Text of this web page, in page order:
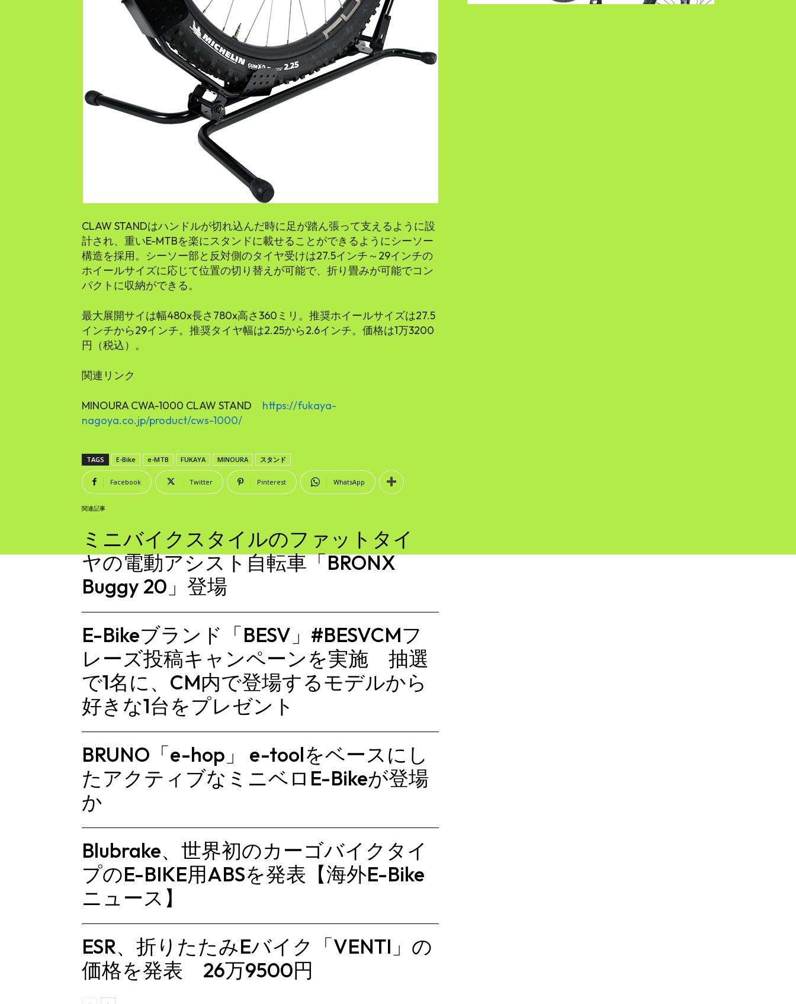
CLAW STANDはハンドルが切れ込んだ時に足が踏ん張って支えるように設
計され、重いE-MTBを楽にスタンドに載せることができるようにシーソー
構造を採用。シーソー部と反対側のタイヤ受けは27.5インチ～29インチの
ホイールサイズに応じて位置の切り替えが可能で、折り畳みが可能でコン
パクトに収納ができる。
最大展開サイは幅480x長さ780x高さ360ミリ。推奨ホイールサイズは27.5
インチから29インチ。推奨タイヤ幅は2.25から2.6インチ。価格は1万3200
円（税込）。
関連リンク
MINOURA CWA-1000 CLAW STAND https://fukaya-
nagoya.co.jp/product/cws-1000/
TAGS E-Bike e-MTB FUKAYA MINOURA スタンド
Facebook Twitter Pinterest WhatsApp
関連記事
ミニバイクスタイルのファットタイ
ヤの電動アシスト自転車「BRONX
Buggy 20」登場
E-Bikeブランド「BESV」#BESVCMフ
レーズ投稿キャンペーンを実施 抽選
で1名に、CM内で登場するモデルから
好きな1台をプレゼント
BRUNO「e-hop」 e-toolをベースにし
たアクティブなミニベロE-Bikeが登場
か
Blubrake、世界初のカーゴバイクタイ
プのE-BIKE用ABSを発表【海外E-Bike
ニュース】
ESR、折りたたみEバイク「VENTI」の
価格を発表 26万9500円